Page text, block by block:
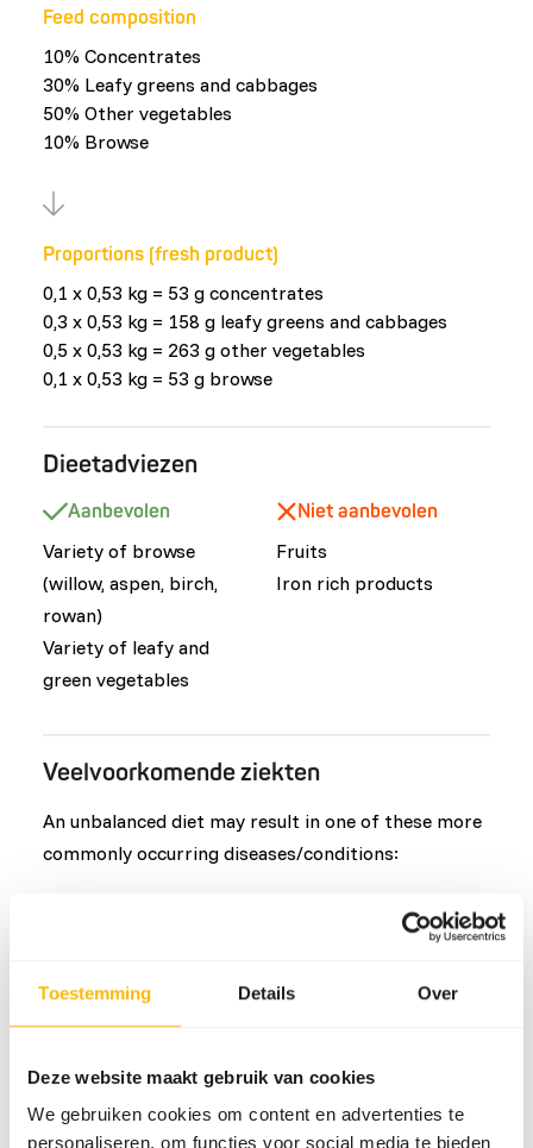
Toestemming Details Over
Deze website maakt gebruik van cookies
We gebruiken cookies om content en advertenties te
personaliseren, om functies voor social media te bieden
Feed composition
10% Concentrates
30% Leafy greens and cabbages
50% Other vegetables
10% Browse
Proportions (fresh product)
0,1 x 0,53 kg = 53 g concentrates
0,3 x 0,53 kg = 158 g leafy greens and cabbages
0,5 x 0,53 kg = 263 g other vegetables
0,1 x 0,53 kg = 53 g browse
Dieetadviezen
Aanbevolen
Variety of browse
(willow, aspen, birch,
rowan)
Variety of leafy and
green vegetables
Niet aanbevolen
Fruits
Iron rich products
Veelvoorkomende ziekten
An unbalanced diet may result in one of these more
commonly occurring diseases/conditions:
Reproductive failure
Dental problems